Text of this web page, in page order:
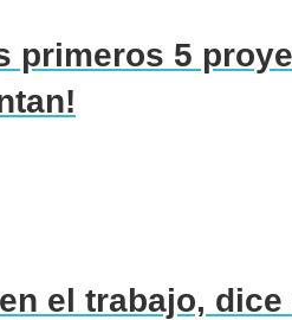
primeros 5
el trabajo,